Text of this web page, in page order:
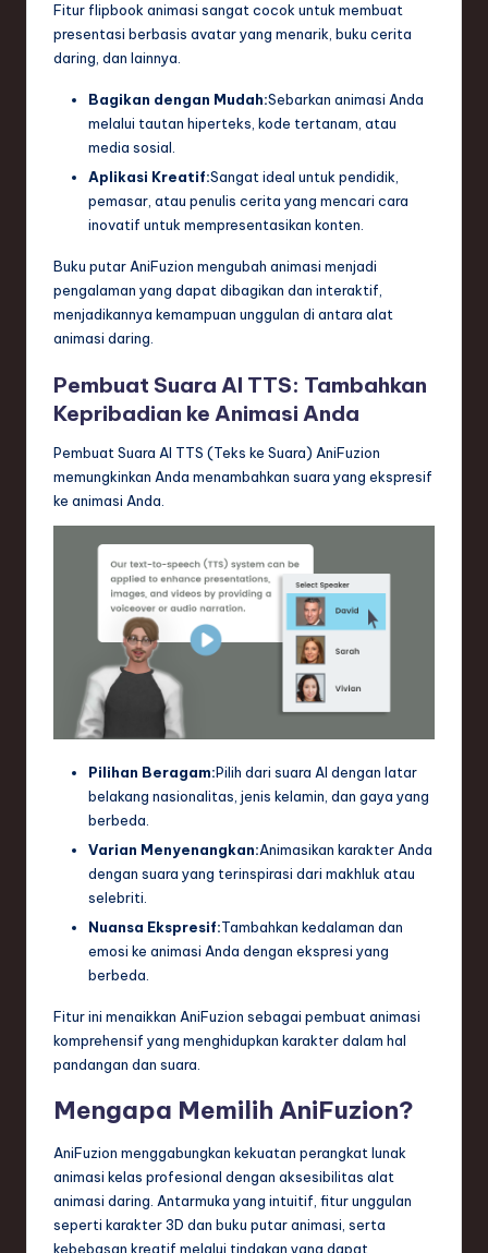
Fitur flipbook animasi sangat cocok untuk membuat
presentasi berbasis avatar yang menarik, buku cerita
daring, dan lainnya.
Bagikan dengan Mudah:Sebarkan animasi Anda
melalui tautan hiperteks, kode tertanam, atau
media sosial.
Aplikasi Kreatif:Sangat ideal untuk pendidik,
pemasar, atau penulis cerita yang mencari cara
inovatif untuk mempresentasikan konten.
Buku putar AniFuzion mengubah animasi menjadi
pengalaman yang dapat dibagikan dan interaktif,
menjadikannya kemampuan unggulan di antara alat
animasi daring.
Pembuat Suara AI TTS: Tambahkan
Kepribadian ke Animasi Anda
Pembuat Suara AI TTS (Teks ke Suara) AniFuzion
memungkinkan Anda menambahkan suara yang ekspresif
ke animasi Anda.
Pilihan Beragam:Pilih dari suara AI dengan latar
belakang nasionalitas, jenis kelamin, dan gaya yang
berbeda.
Varian Menyenangkan:Animasikan karakter Anda
dengan suara yang terinspirasi dari makhluk atau
selebriti.
Nuansa Ekspresif:Tambahkan kedalaman dan
emosi ke animasi Anda dengan ekspresi yang
berbeda.
Fitur ini menaikkan AniFuzion sebagai pembuat animasi
komprehensif yang menghidupkan karakter dalam hal
pandangan dan suara.
Mengapa Memilih AniFuzion?
AniFuzion menggabungkan kekuatan perangkat lunak
animasi kelas profesional dengan aksesibilitas alat
animasi daring. Antarmuka yang intuitif, fitur unggulan
seperti karakter 3D dan buku putar animasi, serta
kebebasan kreatif melalui tindakan yang dapat